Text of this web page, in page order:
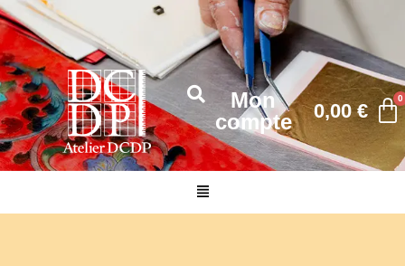
Aller
au
contenu
Mon
compte
0,00€
Menu